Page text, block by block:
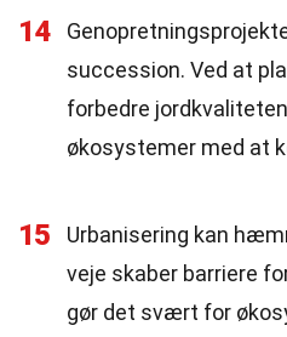
14
succession. Ved at
forbedre
økosystemer med at
15
Urbanisering kan
veje skaber barriere
gør det svært for